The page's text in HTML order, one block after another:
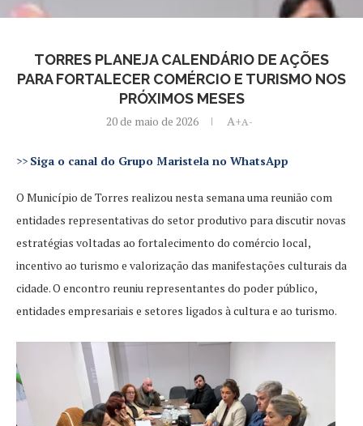
TORRES PLANEJA CALENDÁRIO DE AÇÕES
PARA FORTALECER COMÉRCIO E TURISMO NOS
PRÓXIMOS MESES
20 de maio de 2026 A+A-
>> Siga o canal do Grupo Maristela no WhatsApp
O Município de Torres realizou nesta semana uma reunião com
entidades representativas do setor produtivo para discutir novas
estratégias voltadas ao fortalecimento do comércio local,
incentivo ao turismo e valorização das manifestações culturais da
cidade. O encontro reuniu representantes do poder público,
entidades empresariais e setores ligados à cultura e ao turismo.